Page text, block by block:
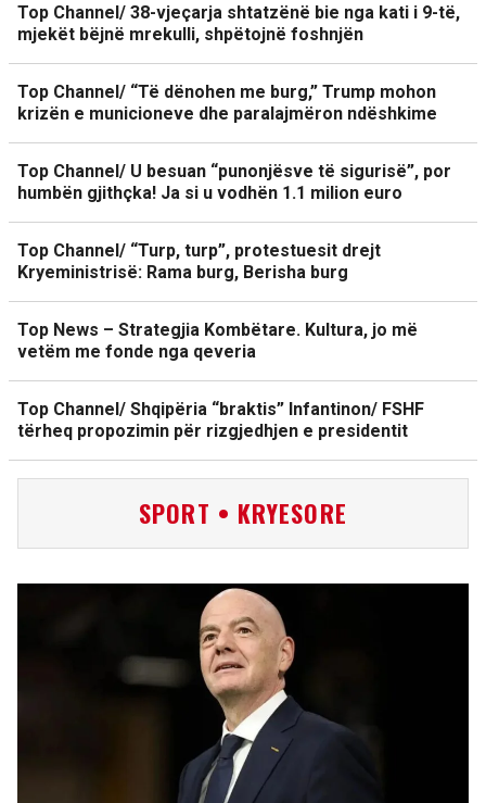
Top Channel/ 38-vjeçarja shtatzënë bie nga kati i 9-të,
mjekët bëjnë mrekulli, shpëtojnë foshnjën
Top Channel/ “Të dënohen me burg,” Trump mohon
krizën e municioneve dhe paralajmëron ndëshkime
Top Channel/ U besuan “punonjësve të sigurisë”, por
humbën gjithçka! Ja si u vodhën 1.1 milion euro
Top Channel/ “Turp, turp”, protestuesit drejt
Kryeministrisë: Rama burg, Berisha burg
Top News – Strategjia Kombëtare. Kultura, jo më
vetëm me fonde nga qeveria
Top Channel/ Shqipëria “braktis” Infantinon/ FSHF
tërheq propozimin për rizgjedhjen e presidentit
SPORT • KRYESORE